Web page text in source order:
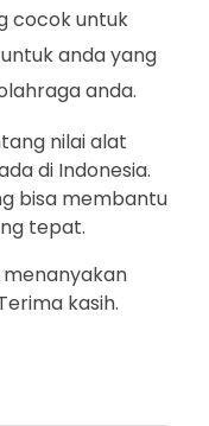
cocok untuk
anda yang
anda.
nilai alat
di Indonesia.
bisa membantu
tepat.
menanyakan
kasih.